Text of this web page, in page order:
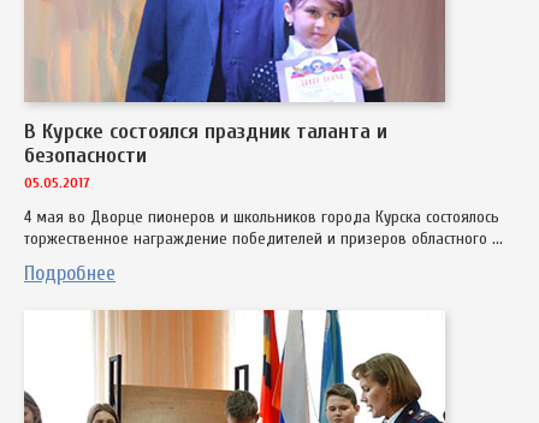
В Курске состоялся праздник таланта и
безопасности
05.05.2017
4 мая во Дворце пионеров и школьников города Курска состоялось
торжественное награждение победителей и призеров областного ...
Подробнее